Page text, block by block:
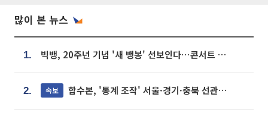
많이 본 뉴스
1. 빅뱅, 20주년 기념 '새 뱅봉' 선보인다⋯콘서트 앞두고 팝업 개최
2. 속보 합수본, '통계 조작' 서울·경기·충북 선관위 등 추가 압수수색